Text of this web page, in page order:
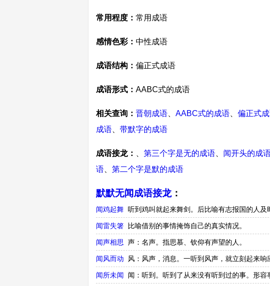
常用程度： 常用成语
感情色彩： 中性成语
成语结构： 偏正式成语
成语形式： AABC式的成语
相关查询： 晋朝成语 AABC式的成语 偏正式
成语
带默字的成语
成语接龙： 第三个字是无的成语 闻开头的成
语
第二个字是默的成语
默默无闻成语接龙：
闻鸡起舞 听到鸡叫就起来舞剑。后比喻有志报国的人及
闻雷失箸 比喻借别的事情掩饰自己的真实情况。
闻声相思 声：名声。指思慕、钦仰有声望的人。
闻风而动 风：风声，消息。一听到风声，就立刻起来响
闻所未闻 闻：听到。听到了从来没有听到过的事。形容